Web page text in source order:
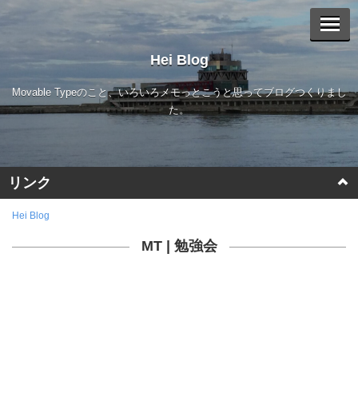
Hei Blog
Movable Typeのこと、いろいろメモっとこうと思ってブログつくりまし
た。
リンク
Movable Type
a-blog cms
Hei Blog
MT| 勉強会